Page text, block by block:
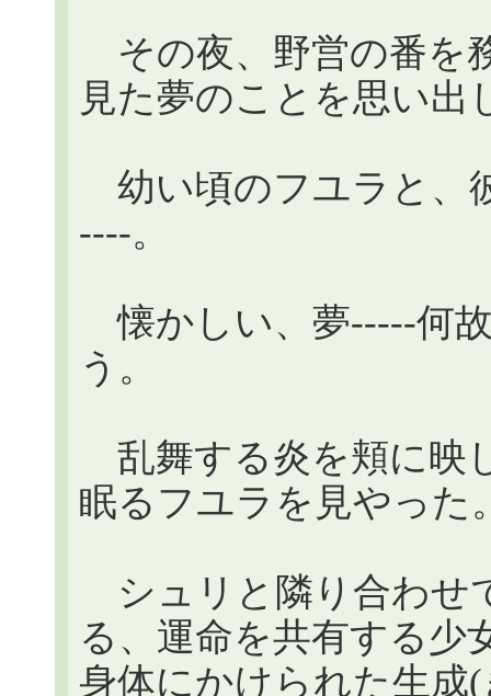
その夜、野営の番を
見た夢のことを思い出
幼い頃のフユラと、
----。
懐かしい、夢-----何
う。
乱舞する炎を頬に映
眠るフユラを見やった
シュリと隣り合わせ
る、運命を共有する少
身体にかけられた生成